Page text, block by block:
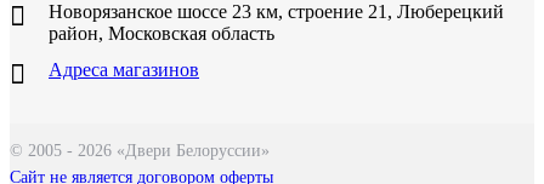
Новорязанское шоссе 23 км, строение 21, Люберецкий
район, Московская область
Адреса магазинов
© 2005 - 2026 «Двери Белоруссии»
Сайт не является договором оферты